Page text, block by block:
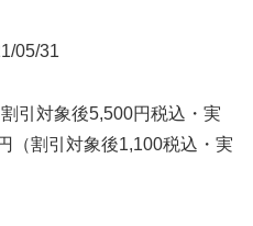
05/31
引対象後5,500円税込・実
割引対象後1,100税込・実